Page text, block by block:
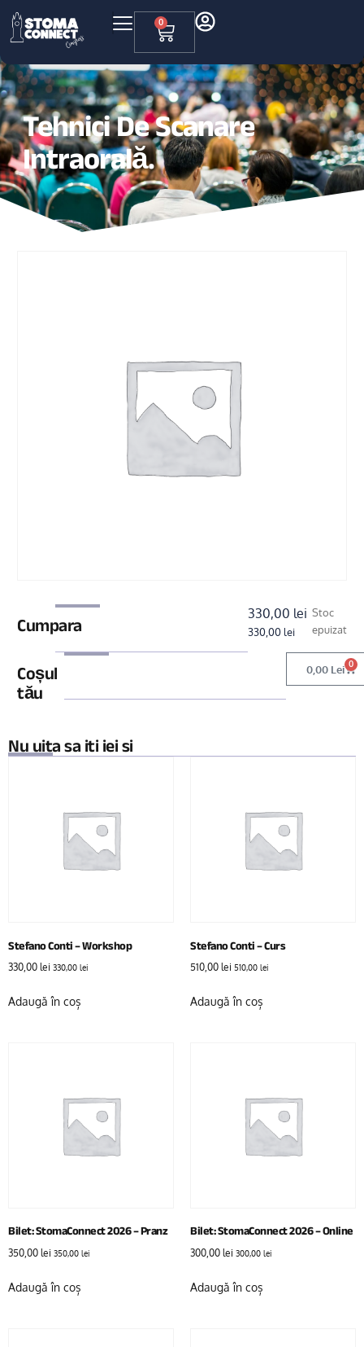
0
Tehnici De Scanare
Intraorală.
Cumpara
330,00 lei
330,00 lei
Stoc
epuizat
Coșul
tău
0,00 Lei 0
Nu uita sa iti iei si
Stefano Conti – Workshop
330,00 lei 330,00 lei
Adaugă în coș
Stefano Conti – Curs
510,00 lei 510,00 lei
Adaugă în coș
Bilet: StomaConnect 2026 – Pranz
350,00 lei 350,00 lei
Adaugă în coș
Bilet: StomaConnect 2026 – Online
300,00 lei 300,00 lei
Adaugă în coș